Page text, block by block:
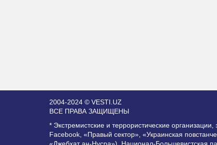
2004-2024 © VESTI.UZ
ВСЕ ПРАВА ЗАЩИЩЕНЫ
* Экстремистские и террористические
Facebook, «Правый сектор», «Украинская
«Джебхат ан-Нусра»), Национал-Большевистская